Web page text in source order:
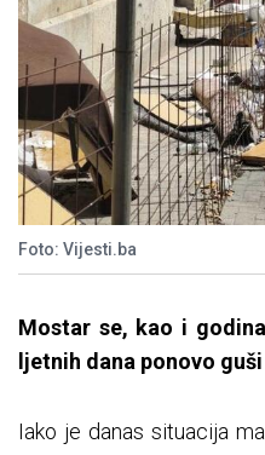
Foto: Vijesti.ba
Mostar se, kao i
ljetnih dana ponovo
Iako je danas situacija